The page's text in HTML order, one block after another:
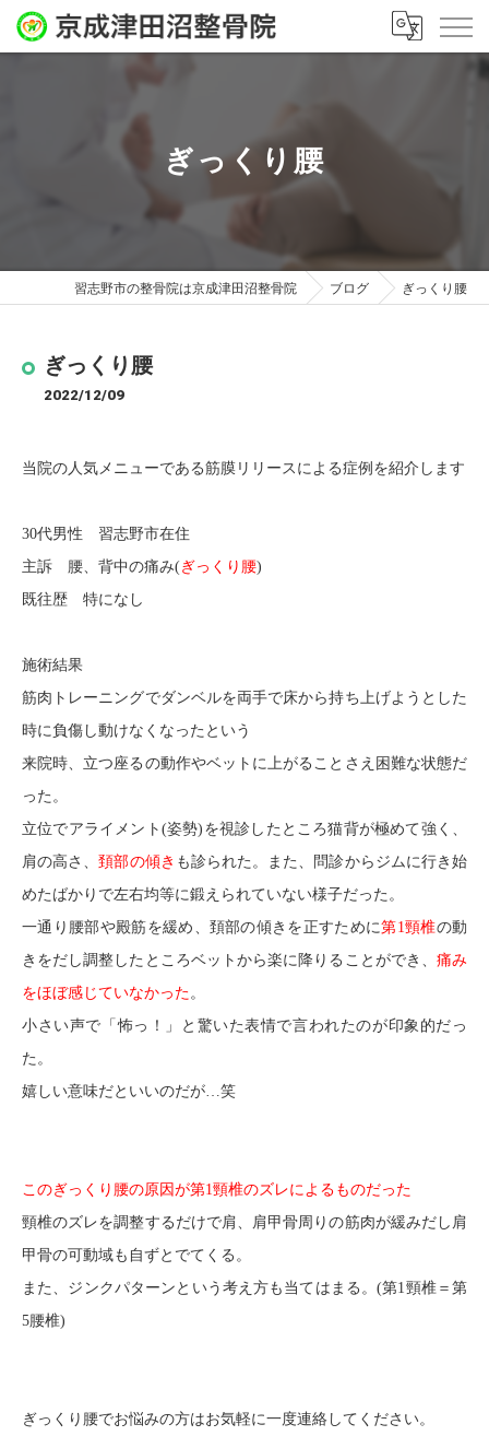
ぎっくり腰
習志野市の整骨院は京成津田沼整骨院 ブログ ぎっくり腰
ぎっくり腰
2022/12/09
当院の人気メニューである筋膜リリースによる症例を紹介します
30代男性 習志野市在住
主訴 腰、背中の痛み(ぎっくり腰)
既往歴 特になし
施術結果
筋肉トレーニングでダンベルを両手で床から持ち上げようとした
時に負傷し動けなくなったという
来院時、立つ座るの動作やベットに上がることさえ困難な状態だ
った。
立位でアライメント(姿勢)を視診したところ猫背が極めて強く、
肩の高さ、頚部の傾き も診られた。また、問診からジムに行き始
めたばかりで左右均等に鍛えられていない様子だった。
一通り腰部や殿筋を緩め、頚部の傾きを正すために第1頸椎の動
きをだし調整したところベットから楽に降りることができ、 痛み
をほぼ感じていなかった。
小さい声で「怖っ！」と驚いた表情で言われたのが印象的だっ
た。
嬉しい意味だといいのだが…笑
このぎっくり腰の原因が第1頸椎のズレによるものだった
頸椎のズレを調整するだけで肩、肩甲骨周りの筋肉が緩みだし肩
甲骨の可動域も自ずとでてくる。
また、ジンクパターンという考え方も当てはまる。(第1頸椎＝第
5腰椎)
ぎっくり腰でお悩みの方はお気軽に一度連絡してください。